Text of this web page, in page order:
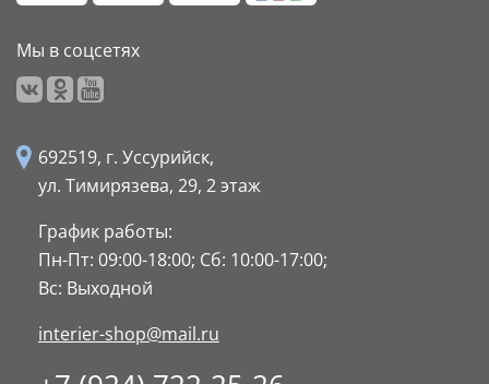
Мы в соцсетях
692519, г. Уссурийск,
ул. Тимирязева, 29, 2 этаж
График работы:
Пн-Пт: 09:00-18:00; Сб: 10:00-17:00;
Вс: Выходной
interier-shop@mail.ru